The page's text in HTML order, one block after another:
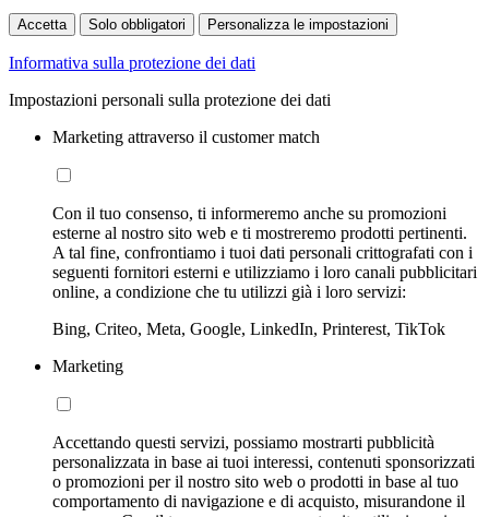
Accetta Solo obbligatori Personalizza le impostazioni
Informativa sulla protezione dei dati
Impostazioni personali sulla protezione dei dati
Marketing attraverso il customer match
Con il tuo consenso, ti informeremo anche su promozioni
esterne al nostro sito web e ti mostreremo prodotti pertinenti.
A tal fine, confrontiamo i tuoi dati personali crittografati con i
seguenti fornitori esterni e utilizziamo i loro canali pubblicitari
online, a condizione che tu utilizzi già i loro servizi:
Bing, Criteo, Meta, Google, LinkedIn, Printerest, TikTok
Marketing
Accettando questi servizi, possiamo mostrarti pubblicità
personalizzata in base ai tuoi interessi, contenuti sponsorizzati
o promozioni per il nostro sito web o prodotti in base al tuo
comportamento di navigazione e di acquisto, misurandone il